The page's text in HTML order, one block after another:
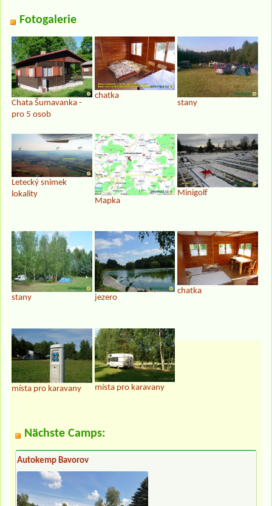
Fotogalerie
Chata Šumavanka -
pro 5 osob
chatka
stany
Letecký snimek
lokality
Mapka
Minigolf
stany jezero
chatka
místa pro karavany místa pro karavany
Nächste Camps:
Autokemp Bavorov